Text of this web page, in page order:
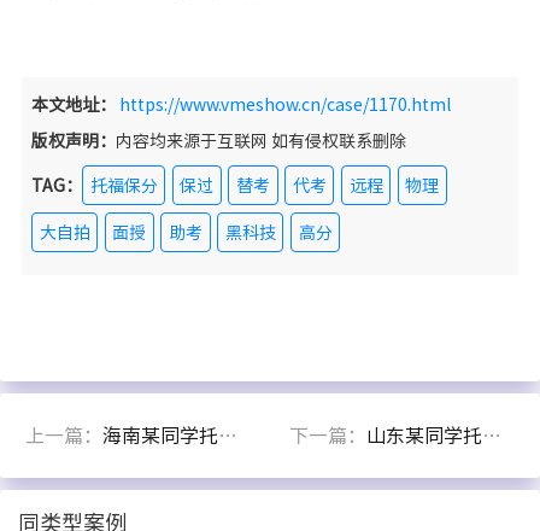
本文地址： https://www.vmeshow.cn/case/1170.html
版权声明： 内容均来源于互联网 如有侵权联系删除
TAG： 托福保分 保过 替考 代考 远程 物理
大自拍 面授 助考 黑科技 高分
上一篇： 海南某同学托福保分出97分 下一篇： 山东某同学托福面授保分出92分
同类型案例